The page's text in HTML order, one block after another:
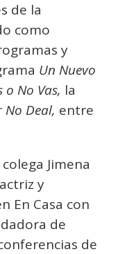
de la
como
y
Un Nuevo
o No Vas, la
No Deal, entre
Jimena
y
En Casa con
de
de